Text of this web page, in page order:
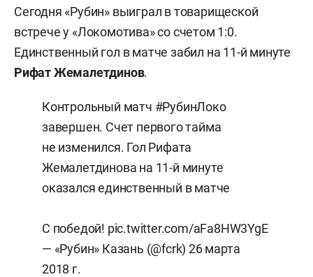
Сегодня «Рубин» выиграл в товарищеской
встрече у «Локомотива» со счетом 1:0.
Единственный гол в матче забил на 11-й минуте
Рифат Жемалетдинов.
Контрольный матч #РубинЛоко
завершен. Счет первого тайма
не изменился. Гол Рифата
Жемалетдинова на 11-й минуте
оказался единственный в матче
С победой! pic.twitter.com/aFa8HW3YgE
— «Рубин» Казань (@fcrk)26 марта
2018 г.